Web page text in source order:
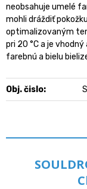
neobsahuje umelé
mohli dráždiť
optimalizovaným
pri 20 °C a je
farebnú a bielu
Obj. čislo: